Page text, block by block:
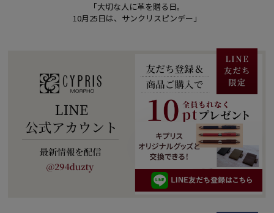
「大切な人に革を贈る日。
10月25日は、サンクリスピンデー」